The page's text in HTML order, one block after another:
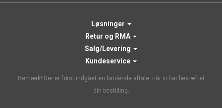
Løsninger
Retur og RMA
Salg/Levering
Kundeservice
Bemærk! Der er først indgået en bindende aftale, når vi har bekræftet
din bestilling.